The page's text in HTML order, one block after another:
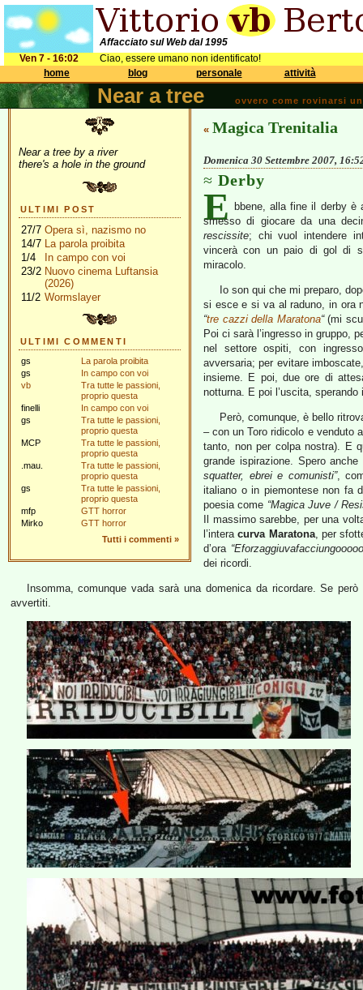
Affacciato sul Web dal 1995
Ven 7 - 16:02
Ciao, essere umano non identificato!
home
blog personale attività
Near a tree ovvero come rovinarsi
Near a tree by a river
there's a hole in the ground
ULTIMI POST
27/7 Opera sì, nazismo no
14/7 La parola proibita
1/4
In campo con voi
23/2 Nuovo cinema Luftansia
(2026)
11/2 Wormslayer
ULTIMI COMMENTI
gs
La parola proibita
gs
In campo con voi
vb
Tra tutte le passioni,
proprio questa
finelli
In campo con voi
gs
Tra tutte le passioni,
proprio questa
MCP
Tra tutte le passioni,
proprio questa
.mau.
Tra tutte le passioni,
proprio questa
gs
Tra tutte le passioni,
proprio questa
mfp
GTT horror
Mirko
GTT horror
Tutti i commenti »
« Magica Trenitalia
Domenica 30 Settembre 2007,
Derby
E
bbene, alla fine il derby è
smesso di giocare da una
rescissite; chi vuol intendere
vincerà con un paio di gol di
miracolo.
Io son qui che mi preparo,
si esce e si va al raduno, in ora
“tre cazzi della Maratona“(mi
Poi ci sarà l’ingresso in gruppo,
nel settore ospiti, con
avversaria; per evitare
insieme. E poi, due ore di
notturna. E poi l’uscita,
Però, comunque, è bello
– con un Toro ridicolo e venduto
tanto, non per colpa nostra). E
grande ispirazione. Spero
squatter, ebrei e comunisti”,
italiano o in piemontese non fa
poesia come “Magica Juve /
Il massimo sarebbe, per una
l’interacurva Maratona, per
d’ora
dei ricordi.
Insomma, comunque vada sarà una domenica da ricordare. Se
avvertiti.